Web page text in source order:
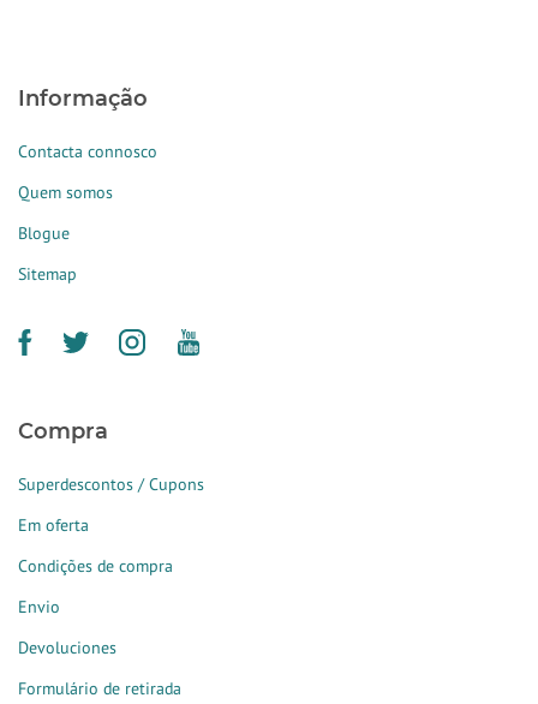
Informação
Contacta connosco
Quem somos
Blogue
Sitemap
Compra
Superdescontos / Cupons
Em oferta
Condições de compra
Envio
Devoluciones
Formulário de retirada